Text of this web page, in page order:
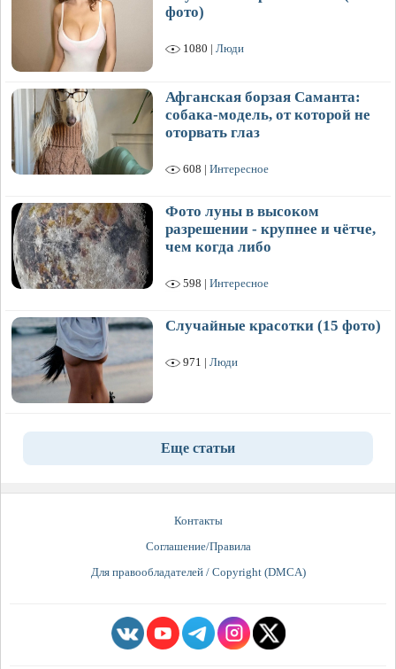
фото)
1080 | Люди
Афганская борзая Саманта:
собака-модель, от которой не
оторвать глаз
608 | Интересное
Фото луны в высоком
разрешении - крупнее и чётче,
чем когда либо
598 | Интересное
Случайные красотки (15 фото)
971 | Люди
Еще статьи
Контакты
Соглашение/Правила
Для правообладателей / Copyright (DMCA)